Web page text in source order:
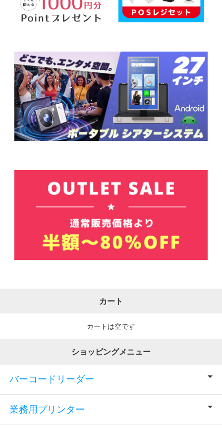
カート
カートは空です
ショッピングメニュー
バーコードリーダー
業務用プリンター